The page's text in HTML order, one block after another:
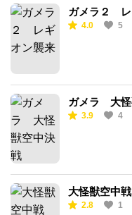
ガメラ２ レ
4.0 5
ガメラ 大怪
3.9 4
大怪獣空中
2.8 1